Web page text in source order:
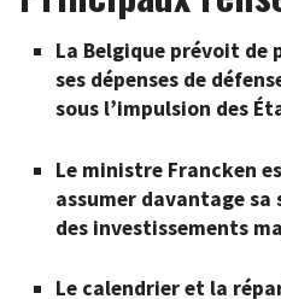
La Belgique prévoit
ses dépenses de
sous l’impulsion des
Le ministre Francken
assumer davantage
des investissements
Le calendrier et la